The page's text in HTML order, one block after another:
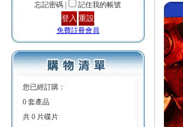
忘記密碼 |
記住我的帳號
免費註冊會員
您已經訂購：
0 套產品
共 0 片碟片